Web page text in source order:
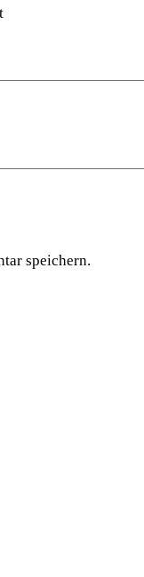
speichern.